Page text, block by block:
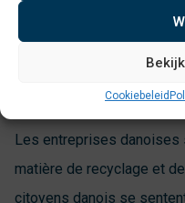
Cookiebeleid
Grands projets au
Les entreprises
matière de recyclage et
citoyens danois se